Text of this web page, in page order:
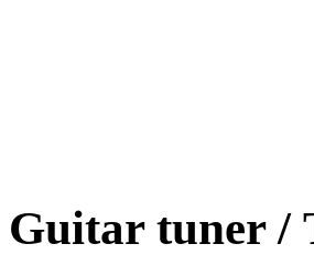
Guitar tuner /